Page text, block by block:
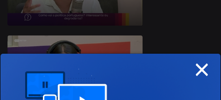
02 jul. 2023
×